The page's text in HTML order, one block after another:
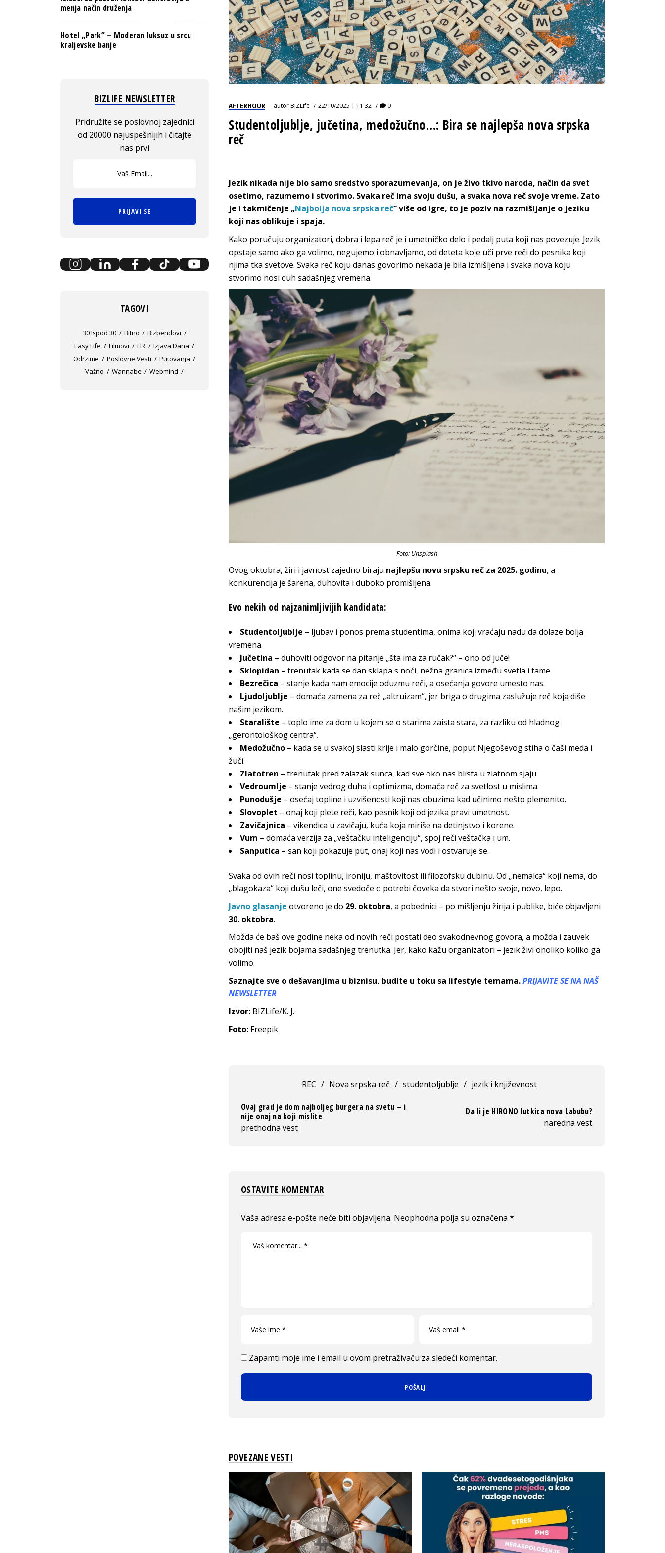
AFTERHOUR autorBIZLife 22/10/2025 | 11:32 0
Studentoljublje, jučetina, medožučno…: Bira se najlepša nova srpska
reč
Jezik nikada nije bio samo sredstvo sporazumevanja, on je živo tkivo naroda, način da svet
osetimo, razumemo i stvorimo. Svaka reč ima svoju dušu, a svaka nova reč svoje vreme. Zato
je i takmičenje „Najbolja nova srpska reč” više od igre, to je poziv na razmišljanje o jeziku
koji nas oblikuje i spaja.
Kako poručuju organizatori, dobra i lepa reč je i umetničko delo i pedalj puta koji nas povezuje. Jezik
opstaje samo ako ga volimo, negujemo i obnavljamo, od deteta koje uči prve reči do pesnika koji
njima tka svetove. Svaka reč koju danas govorimo nekada je bila izmišljena i svaka nova koju
stvorimo nosi duh sadašnjeg vremena.
Foto: Unsplash
Ovog oktobra, žiri i javnost zajedno biraju najlepšu novu srpsku reč za 2025. godinu, a
konkurencija je šarena, duhovita i duboko promišljena.
Evo nekih od najzanimljivijih kandidata:
Studentoljublje – ljubav i ponos prema studentima, onima koji vraćaju nadu da dolaze bolja
vremena.
Jučetina – duhoviti odgovor na pitanje „šta ima za ručak?“ – ono od juče!
Sklopidan – trenutak kada se dan sklapa s noći, nežna granica između svetla i tame.
Bezrečica – stanje kada nam emocije oduzmu reči, a osećanja govore umesto nas.
Ljudoljublje – domaća zamena za reč „altruizam“, jer briga o drugima zaslužuje reč koja diše
našim jezikom.
Staralište – toplo ime za dom u kojem se o starima zaista stara, za razliku od hladnog
„gerontološkog centra“.
Medožučno – kada se u svakoj slasti krije i malo gorčine, poput Njegoševog stiha o čaši meda i
žuči.
Zlatotren – trenutak pred zalazak sunca, kad sve oko nas blista u zlatnom sjaju.
Vedroumlje – stanje vedrog duha i optimizma, domaća reč za svetlost u mislima.
Punodušje – osećaj topline i uzvišenosti koji nas obuzima kad učinimo nešto plemenito.
Slovoplet – onaj koji plete reči, kao pesnik koji od jezika pravi umetnost.
Zavičajnica – vikendica u zavičaju, kuća koja miriše na detinjstvo i korene.
Vum – domaća verzija za „veštačku inteligenciju“, spoj reči veštačka i um.
Sanputica – san koji pokazuje put, onaj koji nas vodi i ostvaruje se.
Svaka od ovih reči nosi toplinu, ironiju, maštovitost ili filozofsku dubinu. Od „nemalca“ koji nema, do
„blagokaza“ koji dušu leči, one svedoče o potrebi čoveka da stvori nešto svoje, novo, lepo.
Javno glasanje otvoreno je do 29. oktobra, a pobednici – po mišljenju žirija i publike, biće objavljeni
30. oktobra.
Možda će baš ove godine neka od novih reči postati deo svakodnevnog govora, a možda i zauvek
obojiti naš jezik bojama sadašnjeg trenutka. Jer, kako kažu organizatori – jezik živi onoliko koliko ga
volimo.
Saznajte sve o dešavanjima u biznisu, budite u toku sa lifestyle temama.PRIJAVITE SE NA NAŠ
NEWSLETTER
Izvor: BIZLife/K. J.
Foto: Freepik
REC / Nova srpska reč / studentoljublje / jezik i književnost
Ovaj grad je dom najboljeg burgera na svetu – i
nije onaj na koji mislite
prethodna vest
Da li je HIRONO lutkica nova Labubu?
naredna vest
OSTAVITE KOMENTAR
Vaša adresa e-pošte neće biti objavljena. Neophodna polja su označena *
Zapamti moje ime i email u ovom pretraživaču za sledeći komentar.
POVEZANE VESTI
menja način druženja
Hotel „Park” – Moderan luksuz u srcu
kraljevske banje
BIZLIFE NEWSLETTER
Pridružite se poslovnoj zajednici
od 20000 najuspešnijih i čitajte
nas prvi
PRIJAVI SE
TAGOVI
30 Ispod 30 Bitno
Bizbendovi
Easy Life
Filmovi HR
Izjava Dana
Odrzime
Poslovne Vesti
Putovanja
Važno
Wannabe Webmind